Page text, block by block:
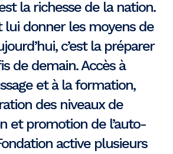
la richesse de la nation.
lui donner les moyens de
c’est la préparer
de demain. Accès à
et à la formation,
des niveaux de
et promotion de l’auto-
active plusieurs